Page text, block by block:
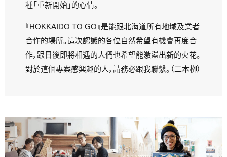
種「重新開始」的心情。
『HOKKAIDO TO GO』是能跟北海道所有地域及業者
合作的場所。這次認識的各位自然希望有機會再度合
作，跟日後即將相遇的人們也希望能激盪出新的火花。
對於這個專案感興趣的人，請務必跟我聯繫。（二本栁）